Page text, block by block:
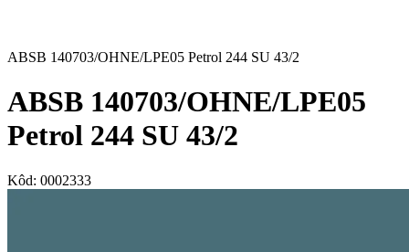
ABSB 140703/OHNE/LPE05 Petrol 244 SU 43/2
ABSB 140703/OHNE/LPE05
Petrol 244 SU 43/2
Kôd: 0002333